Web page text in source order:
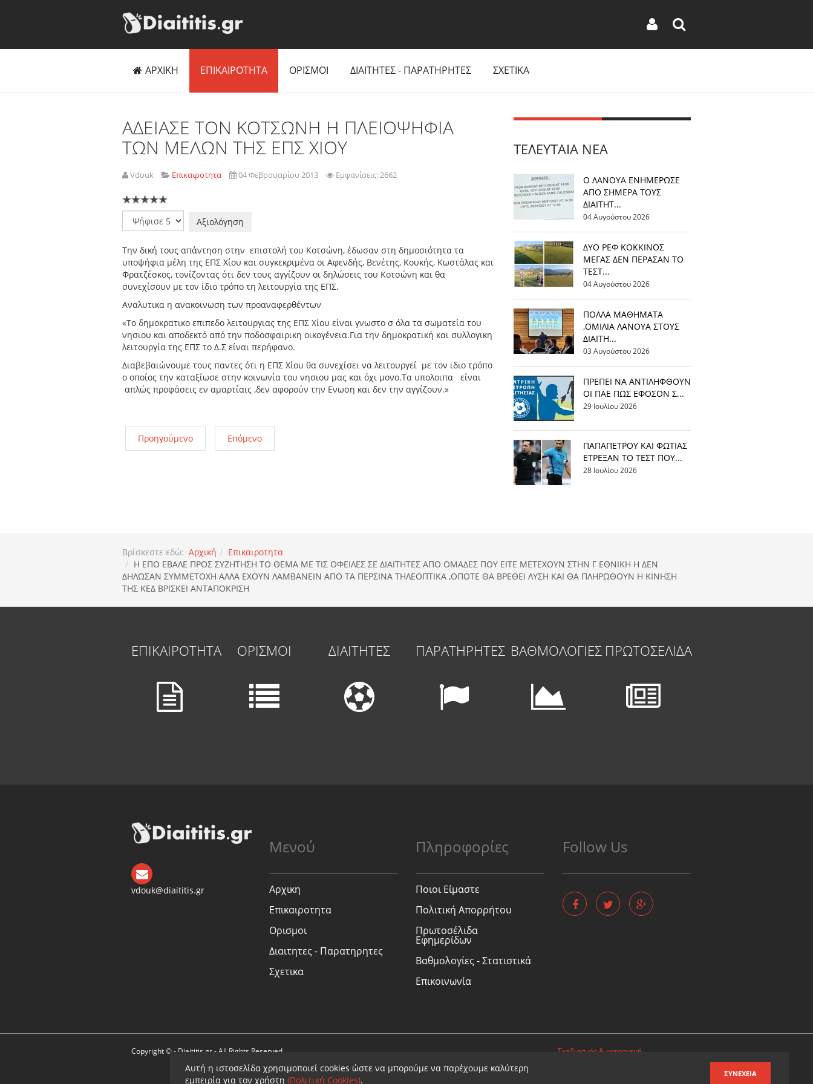
ΑΡΧΙΚΗ ΕΠΙΚΑΙΡΟΤΗΤΑ ΟΡΙΣΜΟΙ ΔΙΑΙΤΗΤΕΣ - ΠΑΡΑΤΗΡΗΤΕΣ ΣΧΕΤΙΚΑ
ΑΔΕΙΑΣΕ ΤΟΝ ΚΟΤΣΩΝΗ Η ΠΛΕΙΟΨΗΦΙΑ
ΤΩΝ ΜΕΛΩΝ ΤΗΣ ΕΠΣ ΧΙΟΥ
Vdouk Επικαιροτητα 04 Φεβρουαρίου 2013 Εμφανίσεις: 2662
Παρακαλώ
αξιολογήστε
Την δική τους απάντηση στην επιστολή του Κοτσώνη, έδωσαν στη δημοσιότητα τα
υποψήφια μέλη της ΕΠΣ Χίου και συγκεκριμένα οι Αφενδής, Βενέτης, Κουκής, Κωστάλας και
Φρατζέσκος, τονίζοντας ότι δεν τους αγγίζουν οι δηλώσεις του Κοτσώνη και θα
συνεχίσουν με τον ίδιο τρόπο τη λειτουργία της ΕΠΣ.
Αναλυτικα η ανακοινωση των προαναφερθέντων
«Το δημοκρατικο επιπεδο λειτουργιας της ΕΠΣ Χίου είναι γνωστο σ όλα τα σωματεία του
νησιου και αποδεκτό από την ποδοσφαιρικη οικογένεια.Για την δημοκρατική και συλλογικη
λειτουργία της ΕΠΣ το Δ.Σ είναι περήφανο.
Διαβεβαιώνουμε τους παντες ότι η ΕΠΣ Χίου θα συνεχίσει να λειτουργεί με τον ιδιο τρόπο
ο οποίος την καταξίωσε στην κοινωνία του νησιου μας και όχι μονο.Τα υπολοιπα είναι
απλώς προφάσεις εν αμαρτίαις ,δεν αφορούν την Ενωση και δεν την αγγίζουν.»
Προηγούμενο Επόμενο
ΤΕΛΕΥΤΑΊΑ ΝΈΑ
Ο ΛΑΝΟΥΑ ΕΝΗΜΕΡΩΣΕ
ΑΠΟ ΣΗΜΕΡΑ ΤΟΥΣ
ΔΙΑΙΤΗΤ...
04 Αυγούστου 2026
ΔΥΟ ΡΕΦ ΚΟΚΚΙΝΟΣ
ΜΕΓΑΣ ΔΕΝ ΠΕΡΑΣΑΝ ΤΟ
ΤΕΣΤ...
04 Αυγούστου 2026
ΠΟΛΛΑ ΜΑΘΗΜΑΤΑ
,ΟΜΙΛΙΑ ΛΑΝΟΥΑ ΣΤΟΥΣ
ΔΙΑΙΤΗ...
03 Αυγούστου 2026
ΠΡΕΠΕΙ ΝΑ ΑΝΤΙΛΗΦΘΟΥΝ
ΟΙ ΠΑΕ ΠΩΣ ΕΦΟΣΟΝ Σ...
29 Ιουλίου 2026
ΠΑΠΑΠΕΤΡΟΥ ΚΑΙ ΦΩΤΙΑΣ
ΕΤΡΕΞΑΝ ΤΟ ΤΕΣΤ ΠΟΥ...
28 Ιουλίου 2026
Βρίσκεστε εδώ: Αρχική
Επικαιροτητα
Η ΕΠΟ ΕΒΑΛΕ ΠΡΟΣ ΣΥΖΗΤΗΣΗ ΤΟ ΘΕΜΑ ΜΕ ΤΙΣ ΟΦΕΙΛΕΣ ΣΕ ΔΙΑΙΤΗΤΕΣ ΑΠΟ ΟΜΑΔΕΣ ΠΟΥ ΕΙΤΕ ΜΕΤΕΧΟΥΝ ΣΤΗΝ Γ ΕΘΝΙΚΗ Η ΔΕΝ
ΔΗΛΩΣΑΝ ΣΥΜΜΕΤΟΧΗ ΑΛΛΑ ΕΧΟΥΝ ΛΑΜΒΑΝΕΙΝ ΑΠΟ ΤΑ ΠΕΡΣΙΝΑ ΤΗΛΕΟΠΤΙΚΑ ,ΟΠΟΤΕ ΘΑ ΒΡΕΘΕΙ ΛΥΣΗ ΚΑΙ ΘΑ ΠΛΗΡΩΘΟΥΝ Η ΚΙΝΗΣΗ
ΤΗΣ ΚΕΔ ΒΡΙΣΚΕΙ ΑΝΤΑΠΟΚΡΙΣΗ
ΕΠΙΚΑΙΡΟΤΗΤΑ ΟΡΙΣΜΟΙ ΔΙΑΙΤΗΤΕΣ ΠΑΡΑΤΗΡΗΤΕΣ ΒΑΘΜΟΛΟΓΙΕΣ ΠΡΩΤΟΣΕΛΙΔΑ
vdouk@diaititis.gr
Μενού
Αρχικη
Επικαιροτητα
Ορισμοι
Διαιτητες - Παρατηρητες
Σχετικα
Πληροφορίες
Ποιοι Είμαστε
Πολιτική Απορρήτου
Πρωτοσέλιδα
Εφημερίδων
Βαθμολογίες - Στατιστικά
Επικοινωνία
Follow Us
Copyright © - Diaititis.gr - All Rights Reserved.
Σχεδιασμός & κατασκευή
Αυτή η ιστοσελίδα χρησιμοποιεί cookies ώστε να μπορούμε να παρέχουμε καλύτερη
εμπειρία για τον χρήστη (Πολιτική Cookies).
ΣΥΝΈΧΕΙΑ